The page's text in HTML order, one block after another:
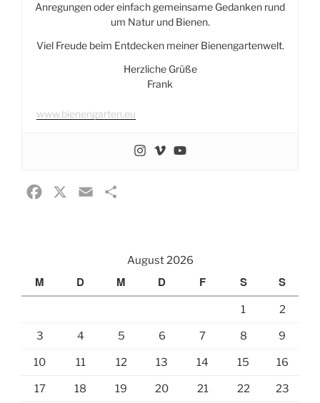
Anregungen oder einfach gemeinsame Gedanken rund
um Natur und Bienen.
Viel Freude beim Entdecken meiner Bienengartenwelt.
Herzliche Grüße
Frank
www.bienengarten.eu
August 2026
M D M D F S S
1 2
3 4 5 6 7 8 9
10 11 12 13 14 15 16
17 18 19 20 21 22 23